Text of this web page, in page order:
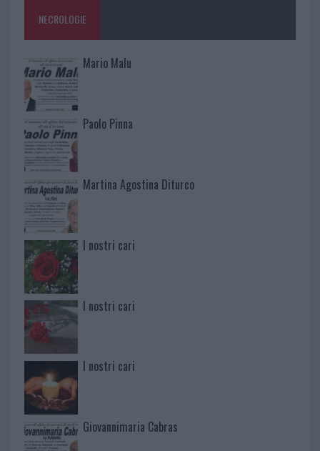
NECROLOGIE
Mario Malu
Paolo Pinna
Martina Agostina Diturco
I nostri cari
I nostri cari
I nostri cari
Giovannimaria Cabras